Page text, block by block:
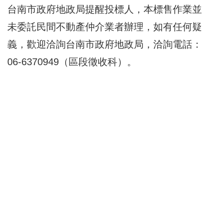
台南市政府地政局提醒投標人，本標售作業並
未委託民間不動產仲介業者辦理，如有任何疑
義，歡迎洽詢台南市政府地政局，洽詢電話：
06-6370949（區段徵收科）。